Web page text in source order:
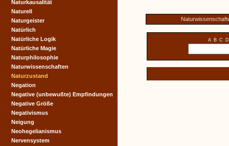
A B C D
Naturkausalität
Naturell
Naturgeister
Natürlich
Natürliche Logik
Natürliche Magie
Naturphilosophie
Naturwissenschaften
Naturzustand
Negation
Negative (unbewußte) Empfindungen
Negative Größe
Negativismus
Neigung
Neohegelianismus
Nervensystem